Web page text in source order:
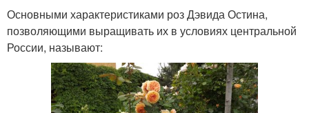
Основными характеристиками роз Дэвида Остина,
позволяющими выращивать их в условиях центральной
России, называют: